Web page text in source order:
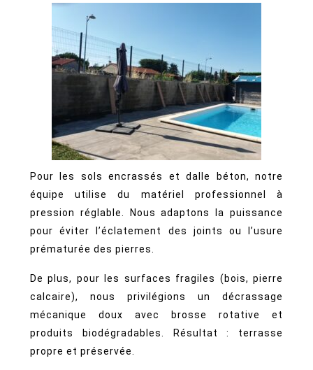
Pour les sols encrassés et dalle béton, notre
équipe utilise du matériel professionnel à
pression réglable. Nous adaptons la puissance
pour éviter l’éclatement des joints ou l’usure
prématurée des pierres.
De plus, pour les surfaces fragiles (bois, pierre
calcaire), nous privilégions un décrassage
mécanique doux avec brosse rotative et
produits biodégradables. Résultat : terrasse
propre et préservée.